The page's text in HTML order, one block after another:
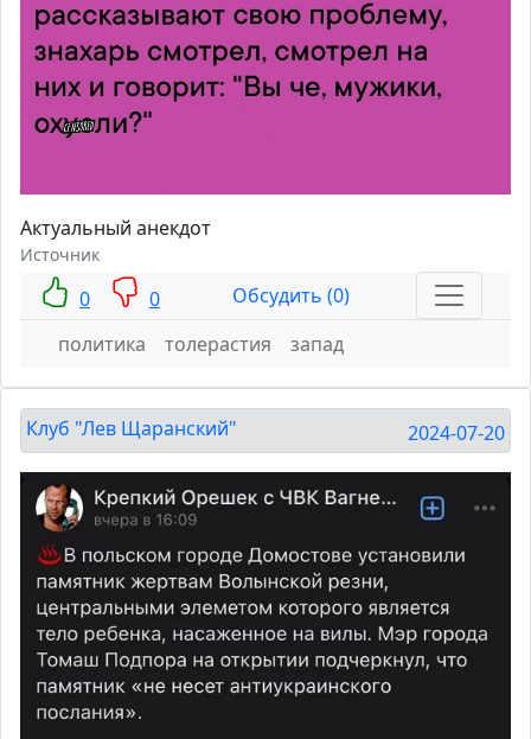
Актуальный анекдот
Источник
0 0
Обсудить (0)
политика
толерастия запад
Клуб "Лев Щаранский" 2024-07-20